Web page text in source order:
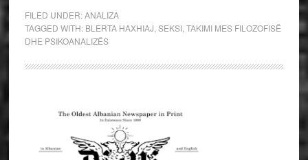
FILED UNDER:ANALIZA
TAGGED WITH: BLERTA HAXHIAJ SEKSI, TAKIMI MES FILOZOFISË
DHE PSIKOANALIZËS